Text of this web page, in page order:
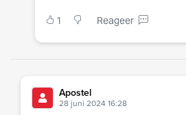
1 Reageer
Apostel
28 juni 2024 16:28